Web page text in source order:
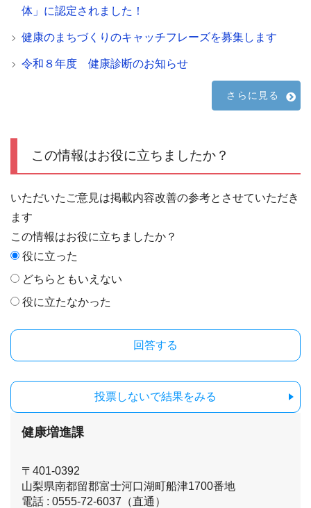
体」に認定されました！
健康のまちづくりのキャッチフレーズを募集します
令和８年度 健康診断のお知らせ
さらに見る
この情報はお役に立ちましたか？
いただいたご意見は掲載内容改善の参考とさせていただき
ます
この情報はお役に立ちましたか？
役に立った
どちらともいえない
役に立たなかった
投票しないで結果をみる
健康増進課
〒401-0392
山梨県南都留郡富士河口湖町船津1700番地
電話 : 0555-72-6037（直通）